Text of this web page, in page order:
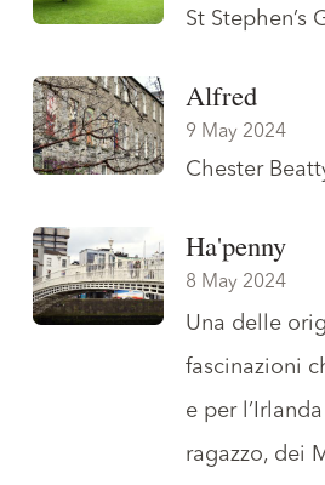
St Stephen’s
Alfred
9 May 2024
Chester
Ha'penny
8 May 2024
Una delle
fascinazioni
e per
ragazzo, dei